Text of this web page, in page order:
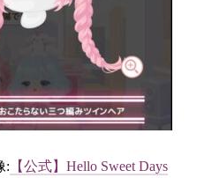
: 【公式】Hello Sweet Days